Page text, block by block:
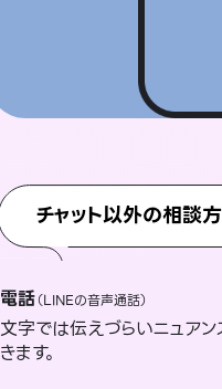
チャット以外の相談
電話（LINEの音声通話）
文字では伝えづらいニュア
きます。